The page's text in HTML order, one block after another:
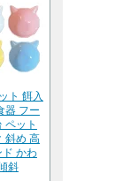
ト 餌入
器 フー
ペット
斜め 高
ド かわ
斜